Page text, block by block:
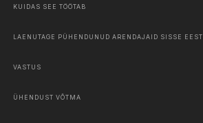
KUIDAS SEE TÖÖTAB
LAENUTAGE PÜHENDUNUD ARENDAJAID SISSE EESTI
VASTUS
ÜHENDUST VÕTMA